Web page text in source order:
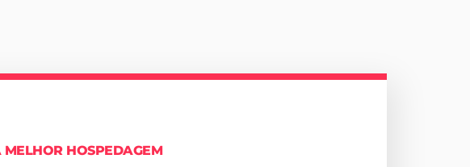
HOSPEDAGEM